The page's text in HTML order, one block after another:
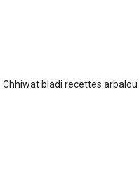
Chhiwat bladi recettes arbalou